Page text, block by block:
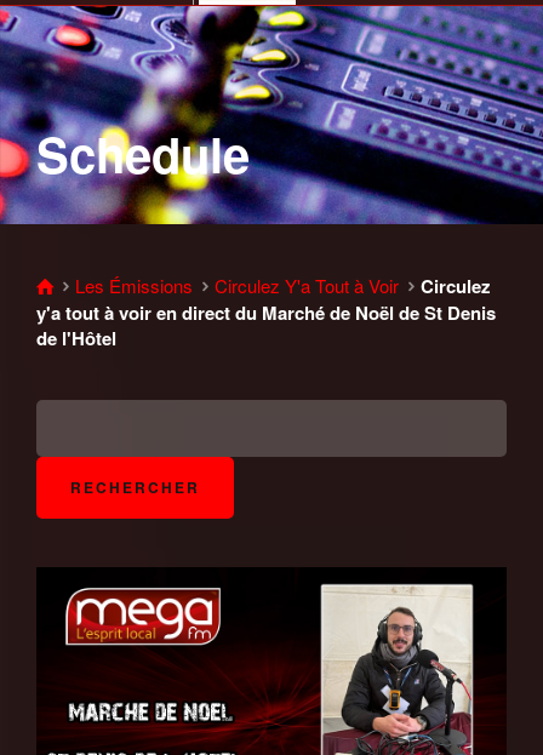
Schedule
Les Émissions Circulez Y'a Tout à Voir
Circulez
y'a tout à voir en direct du Marché de Noël de St Denis
de l'Hôtel